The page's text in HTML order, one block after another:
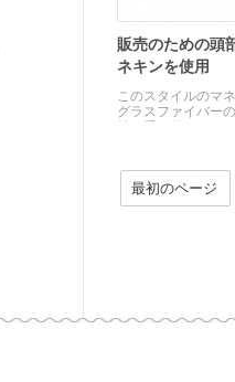
販売のための頭
ネキンを使用
このスタイルのマ
グラスファイバー
彼の手を休ませた。
最初のページ